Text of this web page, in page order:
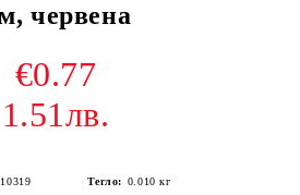
червена
€0.77
1.51лв.
Тегло: 0.010 кг